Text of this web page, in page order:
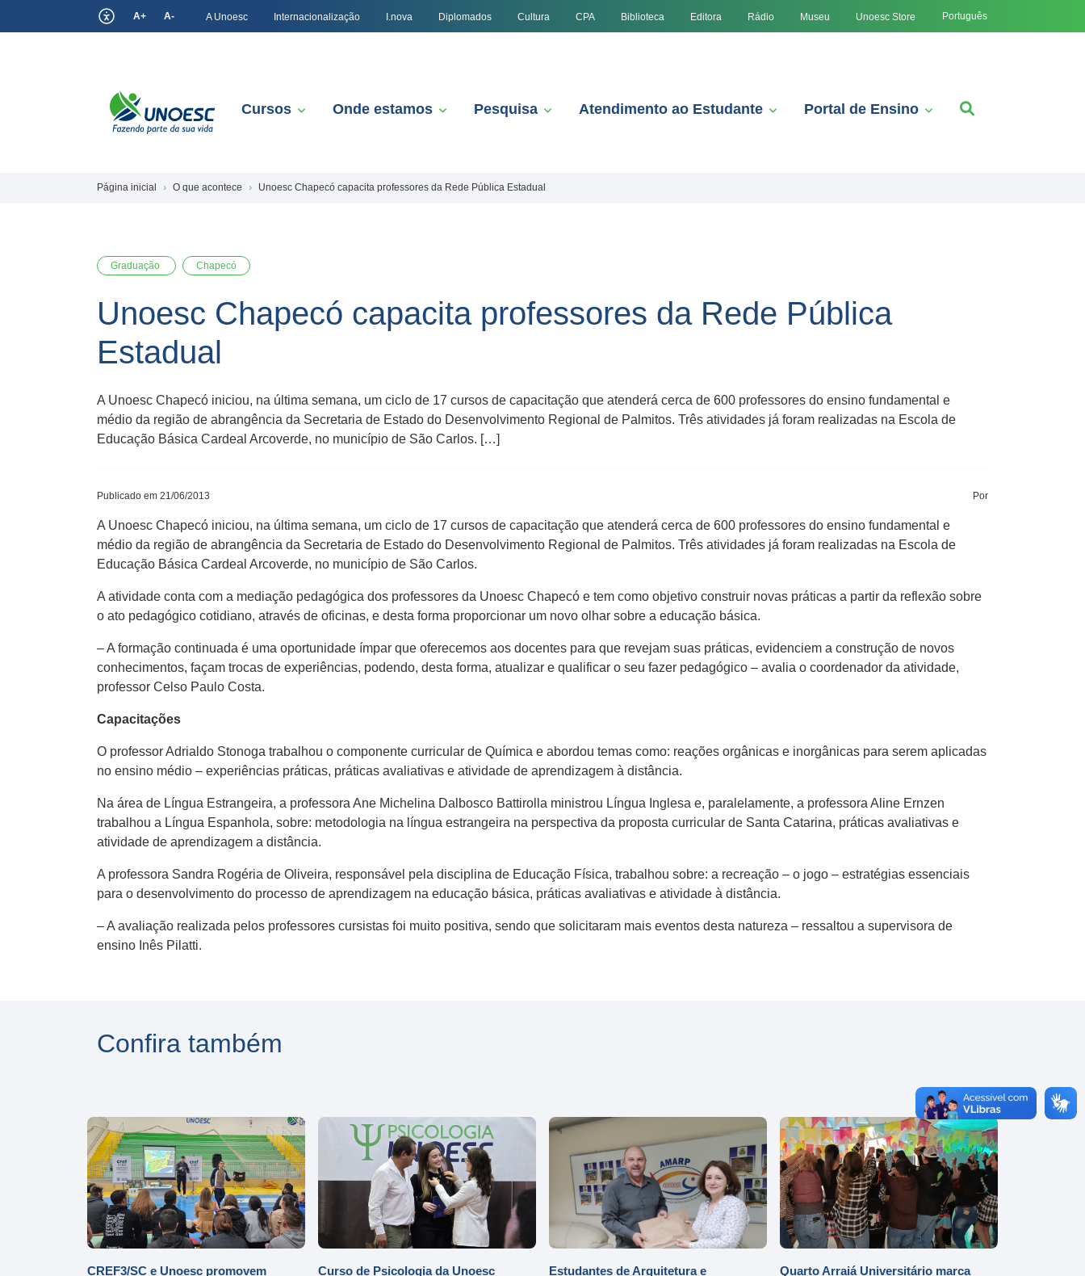
A+ A- A Unoesc Internacionalização I.nova Diplomados Cultura CPA Biblioteca Editora Rádio Museu Unoesc Store Português
Cursos Onde estamos Pesquisa Atendimento ao Estudante Portal de Ensino
Página inicial O que acontece Unoesc Chapecó capacita professores da Rede Pública Estadual
Graduação Chapecó
Unoesc Chapecó capacita professores da Rede Pública
Estadual
A Unoesc Chapecó iniciou, na última semana, um ciclo de 17 cursos de capacitação que atenderá cerca de 600 professores do ensino fundamental e
médio da região de abrangência da Secretaria de Estado do Desenvolvimento Regional de Palmitos. Três atividades já foram realizadas na Escola de
Educação Básica Cardeal Arcoverde, no município de São Carlos. […]
Publicado em 21/06/2013 Por
A Unoesc Chapecó iniciou, na última semana, um ciclo de 17 cursos de capacitação que atenderá cerca de 600 professores do ensino fundamental e
médio da região de abrangência da Secretaria de Estado do Desenvolvimento Regional de Palmitos. Três atividades já foram realizadas na Escola de
Educação Básica Cardeal Arcoverde, no município de São Carlos.
A atividade conta com a mediação pedagógica dos professores da Unoesc Chapecó e tem como objetivo construir novas práticas a partir da reflexão sobre
o ato pedagógico cotidiano, através de oficinas, e desta forma proporcionar um novo olhar sobre a educação básica.
– A formação continuada é uma oportunidade ímpar que oferecemos aos docentes para que revejam suas práticas, evidenciem a construção de novos
conhecimentos, façam trocas de experiências, podendo, desta forma, atualizar e qualificar o seu fazer pedagógico – avalia o coordenador da atividade,
professor Celso Paulo Costa.
Capacitações
O professor Adrialdo Stonoga trabalhou o componente curricular de Química e abordou temas como: reações orgânicas e inorgânicas para serem aplicadas
no ensino médio – experiências práticas, práticas avaliativas e atividade de aprendizagem à distância.
Na área de Língua Estrangeira, a professora Ane Michelina Dalbosco Battirolla ministrou Língua Inglesa e, paralelamente, a professora Aline Ernzen
trabalhou a Língua Espanhola, sobre: metodologia na língua estrangeira na perspectiva da proposta curricular de Santa Catarina, práticas avaliativas e
atividade de aprendizagem a distância.
A professora Sandra Rogéria de Oliveira, responsável pela disciplina de Educação Física, trabalhou sobre: a recreação – o jogo – estratégias essenciais
para o desenvolvimento do processo de aprendizagem na educação básica, práticas avaliativas e atividade à distância.
– A avaliação realizada pelos professores cursistas foi muito positiva, sendo que solicitaram mais eventos desta natureza – ressaltou a supervisora de
ensino Inês Pilatti.
Confira também
CREF3/SC e Unoesc promovem
Curso de Psicologia da Unoesc
Estudantes de Arquitetura e
Quarto Arraiá Universitário marca